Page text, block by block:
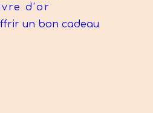
d’or
un bon cadeau